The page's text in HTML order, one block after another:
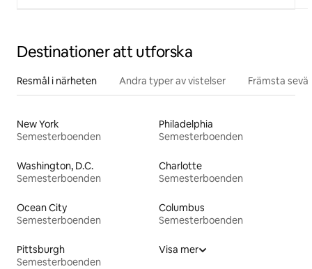
Destinationer att utforska
Resmål i närheten Andra typer av vistelser Främsta
New York
Semesterboenden
Philadelphia
Semesterboenden
Washington, D.C.
Semesterboenden
Charlotte
Semesterboenden
Ocean City
Semesterboenden
Columbus
Semesterboenden
Pittsburgh
Semesterboenden
Visa mer